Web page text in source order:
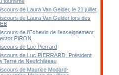
de Laura Van Gelder, le 21 juillet
de Laura Van Gelder lors des
de l'Echevin de l'enseignement
PIRON
de Luc Pierrard
de Luc PIERRARD, Président
Terre de Neufchâteau
de Maurice Modard-